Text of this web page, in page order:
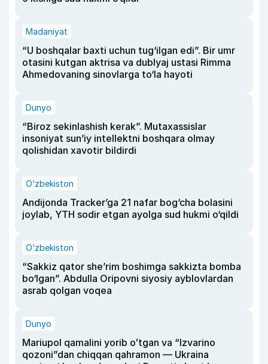
Madaniyat
“U boshqalar baxti uchun tug‘ilgan edi”. Bir umr
otasini kutgan aktrisa va dublyaj ustasi Rimma
Ahmedovaning sinovlarga to‘la hayoti
Dunyo
“Biroz sekinlashish kerak”. Mutaxassislar
insoniyat sun’iy intellektni boshqara olmay
qolishidan xavotir bildirdi
O‘zbekiston
Andijonda Tracker’ga 21 nafar bog‘cha bolasini
joylab, YTH sodir etgan ayolga sud hukmi o‘qildi
O‘zbekiston
“Sakkiz qator she’rim boshimga sakkizta bomba
bo‘lgan”. Abdulla Oripovni siyosiy ayblovlardan
asrab qolgan voqea
Dunyo
Mariupol qamalini yorib oʻtgan va “Izvarino
qozoni”dan chiqqan qahramon — Ukraina